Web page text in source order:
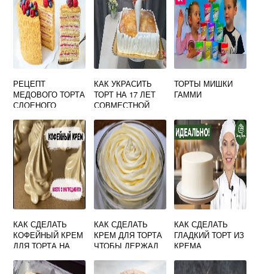
РЕЦЕПТ
МЕДОВОГО ТОРТА
СЛОЕНОГО
КАК УКРАСИТЬ
ТОРТ НА 17 ЛЕТ
СОВМЕСТНОЙ
ТОРТЫ МИШКИ
ГАММИ
КАК СДЕЛАТЬ
КОФЕЙНЫЙ КРЕМ
ДЛЯ ТОРТА НА
РЕЦЕПТ
КАК СДЕЛАТЬ
КРЕМ ДЛЯ ТОРТА
ЧТОБЫ ДЕРЖАЛ
КАК СДЕЛАТЬ
ГЛАДКИЙ ТОРТ ИЗ
КРЕМА